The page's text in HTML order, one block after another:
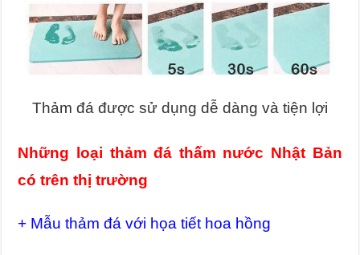
Thảm đá được sử dụng dễ dàng và tiện lợi
Những loại thảm đá thấm nước Nhật Bản
có trên thị trường
+ Mẫu thảm đá với họa tiết hoa hồng